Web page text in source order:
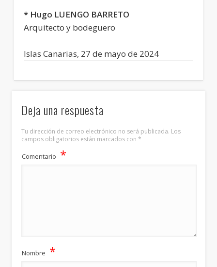
* Hugo LUENGO BARRETO
Arquitecto y bodeguero
Islas Canarias, 27 de mayo de 2024
Deja una respuesta
Tu dirección de correo electrónico no será publicada. Los
campos obligatorios están marcados con*
Comentario *
Nombre *